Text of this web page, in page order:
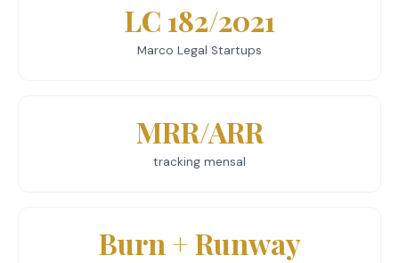
LC 182/2021
Marco Legal Startups
MRR/ARR
tracking mensal
Burn + Runway